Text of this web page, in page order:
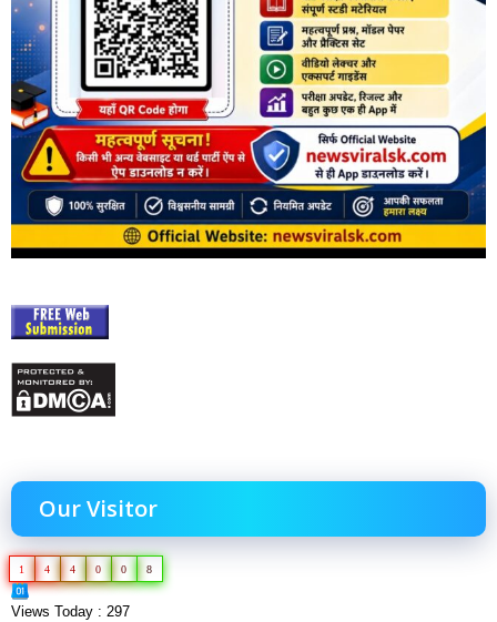
Our Visitor
1 4 4 0 0 8
Views Today : 297